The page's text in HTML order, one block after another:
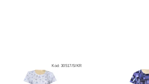
Kód:30517/S/KR